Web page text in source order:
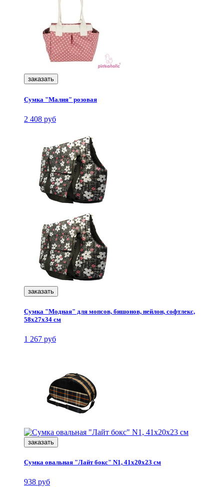
заказать
Сумка "Малия" розовая
2 408 руб
заказать
Сумка "Модная" для мопсов, бишонов, нейлон, софтлекс,
58x27x34 см
1 267 руб
заказать
Сумка овальная "Лайт бокс" N1, 41x20x23 см
938 руб